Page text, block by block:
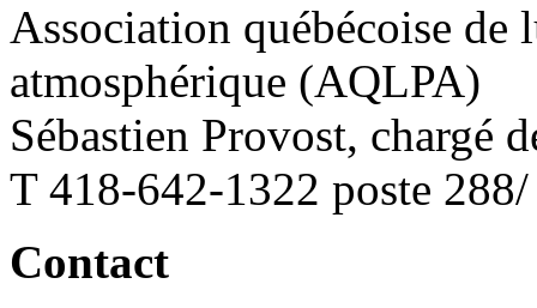
Association québécoise
atmosphérique (AQLPA)
Sébastien Provost, chargé
T 418-642-1322 poste
Contact